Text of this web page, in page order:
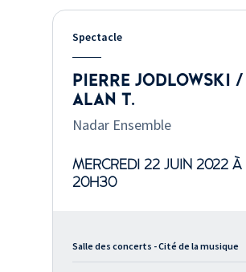
Spectacle
PIERRE JODLOWSKI /
ALAN T.
Nadar Ensemble
MERCREDI 22 JUIN 2022 À
20H30
Salle des concerts - Cité de la musique